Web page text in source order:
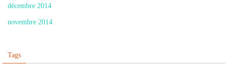
décembre 2014
novembre 2014
Tags